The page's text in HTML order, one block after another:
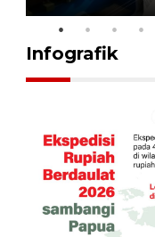
Infografik